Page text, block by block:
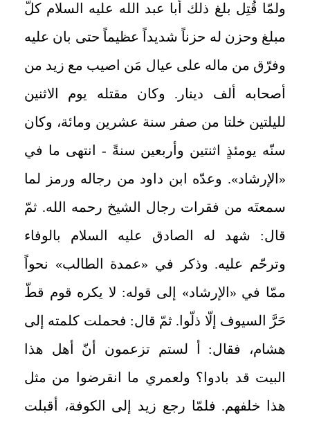
ولمّا قُتِل بلغ ذلك أبا عبد الله عليه السلام كلّ
مبلغ وحزن له حزناً شديداً عظيماً حتى بان عليه
وفرّق من ماله على عيال مَن اصيب مع زيد من
أصحابه ألف دينار. وكان مقتله يوم الاثنين
لليلتين خلتا من صفر سنة عشرين ومائة، وكان
سنّه يومئذٍ اثنتين وأربعين سنةً - انتهى ما في
«الإرشاد». وعدّه ابن داود من رجاله ورمز لما
سمعتَه من فقرات رجال الشيخ رحمه الله. ثمّ
قال: شهد له الصادق عليه السلام بالوفاء
وترحّم عليه. وذكر في «عمدة الطالب» نحواً
ممّا في «الإرشاد» إلى قوله: لا يكره قوم قطّ
حَرَّ السيوف إلّا ذلّوا. ثمّ قال: فحملت كلمته إلى
هشام، فقال: أ لستم تزعمون أنّ أهل هذا
البيت قد بادوا؟ ولعمري ما انقرضوا من مثل
هذا خلفهم. فلمّا رجع زيد إلى الكوفة، أقبلت